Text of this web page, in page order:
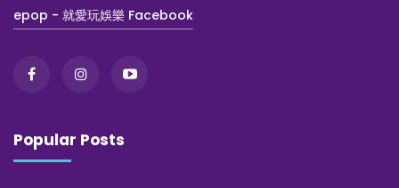
epop - 就愛玩娛樂 Facebook
Popular Posts